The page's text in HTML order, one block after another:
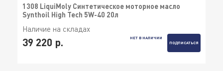
1308 LiquiMoly Синтетическое моторное масло
Synthoil High Tech 5W-40 20л
Наличие на складах
39 220 р.
НЕТ В НАЛИЧИИ
ПОДПИСАТЬСЯ